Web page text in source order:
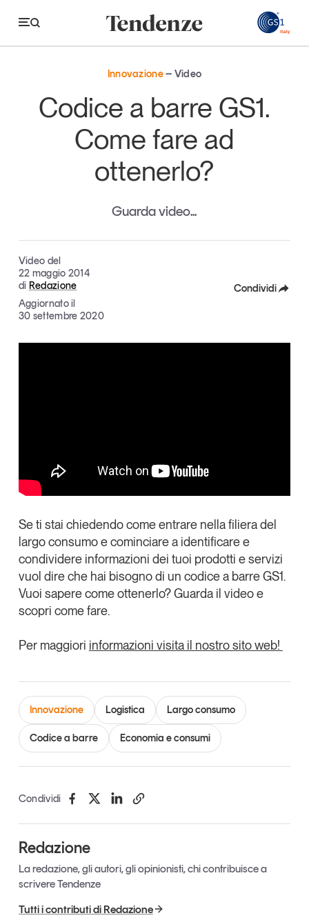
Tendenze
Economia e consumi
Innovazione
Retail e brand
Grandi temi
Magazine
Articoli
Opinioni
Tutti gli appuntamenti
Chi siamo
Newsletter
Contatti
La nostra newsletter nella tua email
Un anno di
Tendenze2026
Innovazione Video
Codice a barre GS1.
Come fare ad
ottenerlo?
Guarda video...
Video del
22 maggio 2014
di Redazione
Aggiornato il
30 settembre 2020
Condividi
X
Se ti stai chiedendo come entrare nella filiera del
largo consumo e cominciare a identificare e
condividere informazioni dei tuoi prodotti e servizi
vuol dire che hai bisogno di un codice a barre GS1.
Vuoi sapere come ottenerlo? Guarda il video e
scopri come fare.
Per maggiori informazioni visita il nostro sito web!
Innovazione Logistica Largo consumo
Codice a barre Economia e consumi
Condividi
Redazione
La redazione, gli autori, gli opinionisti, chi contribuisce a
scrivere Tendenze
Tutti i contributi di Redazione